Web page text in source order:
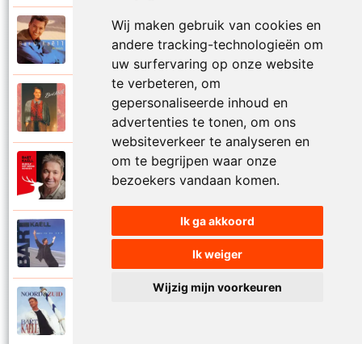
Wij maken gebruik van cookies en
andere tracking-technologieën om
uw surfervaring op onze website
te verbeteren, om
gepersonaliseerde inhoud en
advertenties te tonen, om ons
websiteverkeer te analyseren en
om te begrijpen waar onze
bezoekers vandaan komen.
Ik ga akkoord
Ik weiger
Wijzig mijn voorkeuren
Bart Kaell
Prinses
Bart Kaell
Bart Kaell
Rudolf het gekke rendier
Bart Kaell